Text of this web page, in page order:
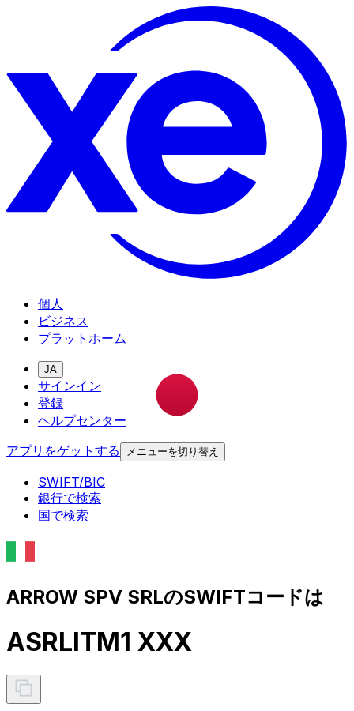
個人
ビジネス
プラットホーム
JA
サインイン
登録
ヘルプセンター
アプリをゲットする
メニューを切り替え
SWIFT/BIC
銀行で検索
国で検索
ARROW SPV SRLのSWIFTコードは
ASRLITM1 XXX